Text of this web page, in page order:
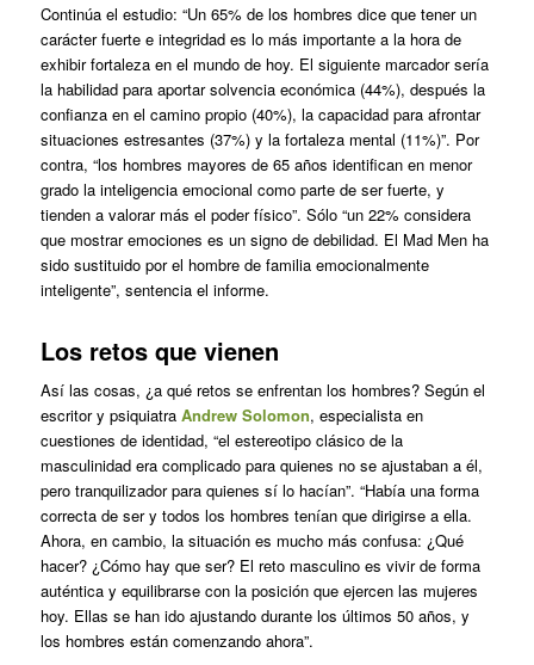
Continúa el estudio: “Un 65% de los hombres dice que tener un
carácter fuerte e integridad es lo más importante a la hora de
exhibir fortaleza en el mundo de hoy. El siguiente marcador sería
la habilidad para aportar solvencia económica (44%), después la
confianza en el camino propio (40%), la capacidad para afrontar
situaciones estresantes (37%) y la fortaleza mental (11%)”. Por
contra, “los hombres mayores de 65 años identifican en menor
grado la inteligencia emocional como parte de ser fuerte, y
tienden a valorar más el poder físico”. Sólo “un 22% considera
que mostrar emociones es un signo de debilidad. El Mad Men ha
sido sustituido por el hombre de familia emocionalmente
inteligente”, sentencia el informe.
Los retos que vienen
Así las cosas, ¿a qué retos se enfrentan los hombres? Según el
escritor y psiquiatra Andrew Solomon, especialista en
cuestiones de identidad, “el estereotipo clásico de la
masculinidad era complicado para quienes no se ajustaban a él,
pero tranquilizador para quienes sí lo hacían”. “Había una forma
correcta de ser y todos los hombres tenían que dirigirse a ella.
Ahora, en cambio, la situación es mucho más confusa: ¿Qué
hacer? ¿Cómo hay que ser? El reto masculino es vivir de forma
auténtica y equilibrarse con la posición que ejercen las mujeres
hoy. Ellas se han ido ajustando durante los últimos 50 años, y
los hombres están comenzando ahora”.